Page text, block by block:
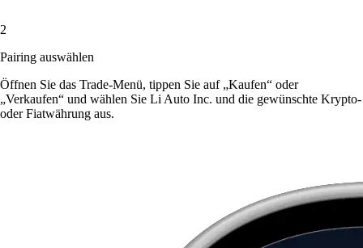
2
Pairing auswählen
Öffnen Sie das Trade-Menü, tippen Sie auf „Kaufen“ oder
„Verkaufen“ und wählen Sie Li Auto Inc. und die gewünschte Krypto-
oder Fiatwährung aus.